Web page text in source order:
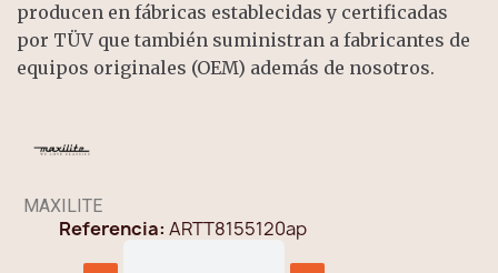
producen en fábricas establecidas y certificadas
por TÜV que también suministran a fabricantes de
equipos originales (OEM) además de nosotros.
MAXILITE
Referencia ARTT8155120ap